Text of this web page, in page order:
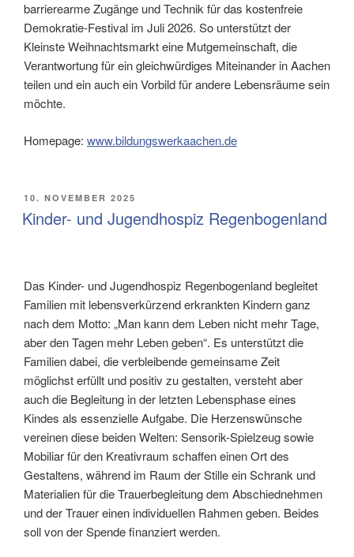
barrierearme Zugänge und Technik für das kostenfreie
Demokratie-Festival im Juli 2026. So unterstützt der
Kleinste Weihnachtsmarkt eine Mutgemeinschaft, die
Verantwortung für ein gleichwürdiges Miteinander in Aachen
teilen und ein auch ein Vorbild für andere Lebensräume sein
möchte.
Homepage: www.bildungswerkaachen.de
VERÖFFENTLICHT
AM
10. NOVEMBER 2025
Kinder- und Jugendhospiz Regenbogenland
Das Kinder- und Jugendhospiz Regenbogenland begleitet
Familien mit lebensverkürzend erkrankten Kindern ganz
nach dem Motto: „Man kann dem Leben nicht mehr Tage,
aber den Tagen mehr Leben geben“. Es unterstützt die
Familien dabei, die verbleibende gemeinsame Zeit
möglichst erfüllt und positiv zu gestalten, versteht aber
auch die Begleitung in der letzten Lebensphase eines
Kindes als essenzielle Aufgabe. Die Herzenswünsche
vereinen diese beiden Welten: Sensorik-Spielzeug sowie
Mobiliar für den Kreativraum schaffen einen Ort des
Gestaltens, während im Raum der Stille ein Schrank und
Materialien für die Trauerbegleitung dem Abschiednehmen
und der Trauer einen individuellen Rahmen geben. Beides
soll von der Spende finanziert werden.